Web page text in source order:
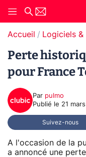
Accueil Logiciels
Perte
pour France
Par pulmo
Publié le 21
Suivez-nous
A l'occasion de la
a annoncé une